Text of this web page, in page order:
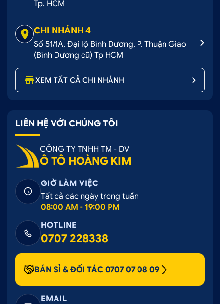
Tp. HCM
CHI NHÁNH 4
Số 51/1A, Đại lộ Bình Dương, P. Thuận Giao
(Bình Dương cũ) Tp HCM
XEM TẤT CẢ CHI NHÁNH
LIÊN HỆ VỚI CHÚNG TÔI
CÔNG TY TNHH TM - DV
Ô TÔ HOÀNG KIM
GIỜ LÀM VIỆC
Tất cả các ngày trong tuần
08:00 AM - 19:00 PM
HOTLINE
0707 228338
BÁN SỈ & ĐỐI TÁC 0707 07 08 09
EMAIL